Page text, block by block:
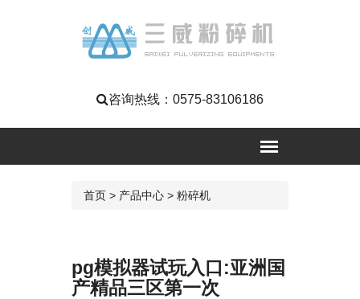
咨询热线： 0575-83106186
首页 > 产品中心 > 粉碎机
pg模拟器试玩入口:亚洲国
产精品三区第一次